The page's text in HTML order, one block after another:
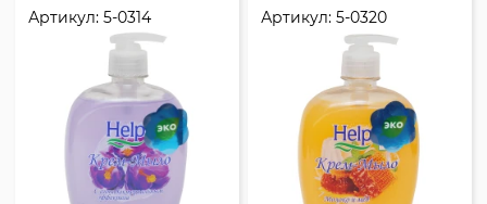
Артикул:5-0314
Артикул:5-0320